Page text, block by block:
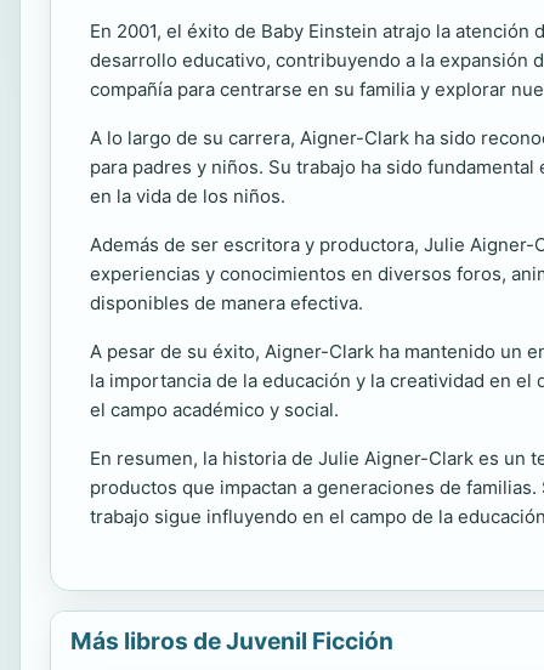
En 2001, el éxito de Baby Einstein atrajo la
desarrollo educativo, contribuyendo a la expansión
compañía para centrarse en su familia y explorar
A lo largo de su carrera, Aigner-Clark ha sido
para padres y niños. Su trabajo ha sido
en la vida de los niños.
Además de ser escritora y productora, Julie
experiencias y conocimientos en diversos foros,
disponibles de manera efectiva.
A pesar de su éxito, Aigner-Clark ha mantenido un
la importancia de la educación y la creatividad en
el campo académico y social.
En resumen, la historia de Julie Aigner-Clark es un
productos que impactan a generaciones de
trabajo sigue influyendo en el campo de la
Más libros de Juvenil Ficción